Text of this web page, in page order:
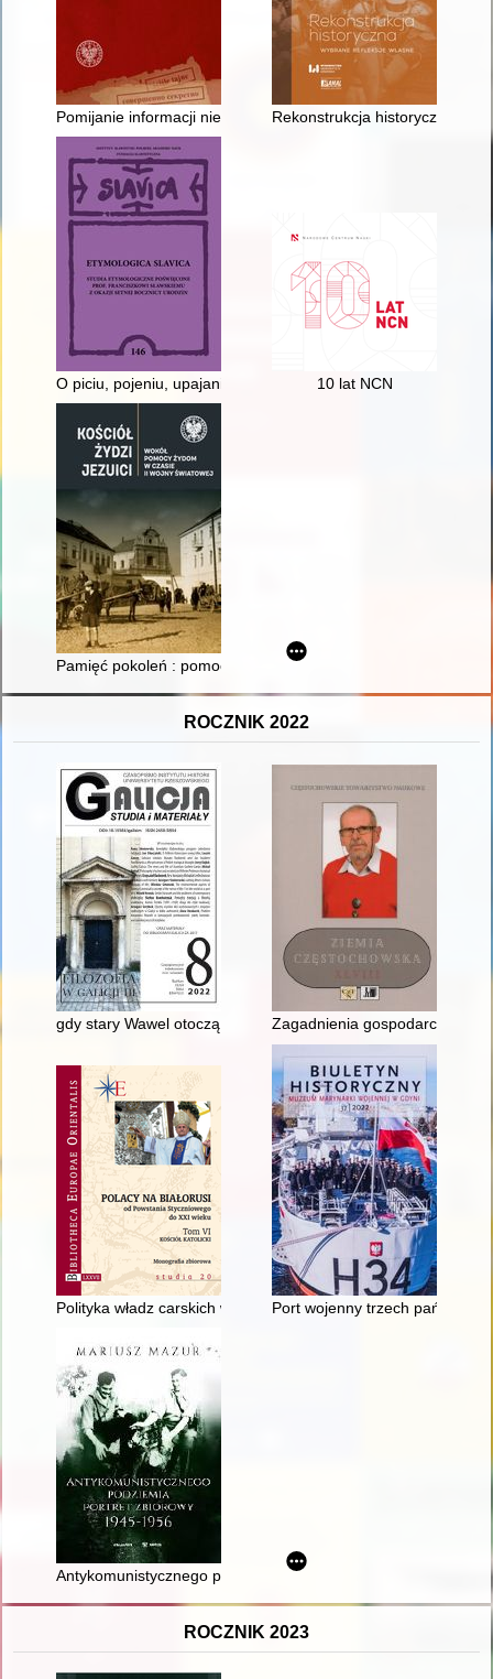
Pomijanie informacji niewygodnych politycznie w
Rekonstrukcja historyczna :
O piciu, pojeniu, upajaniu (się) i napawaniu (się)
10 lat NCN
Pamięć pokoleń : pomoc Kościoła dla Żydów w Polsce
ROCZNIK 2022
gdy stary Wawel otoczą wody kanału" : niezrealizowana droga
Zagadnienia gospodarcze na
Polityka władz carskich wobec Kościoła katolickiego : ksiądz
Port wojenny trzech państw :
Antykomunistycznego podziemia portret zbiorowy 1945-1956
ROCZNIK 2023